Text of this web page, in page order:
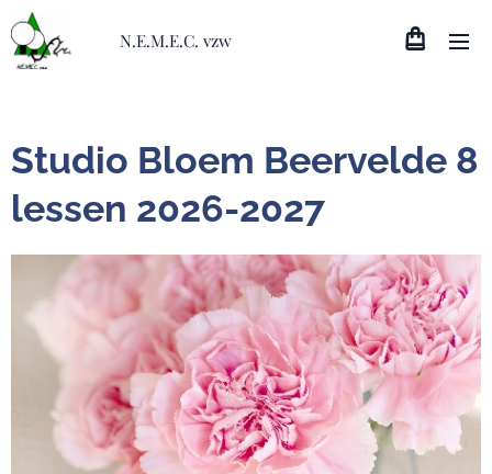
N.E.M.E.C. vzw
Studio Bloem Beervelde 8
lessen 2026-2027